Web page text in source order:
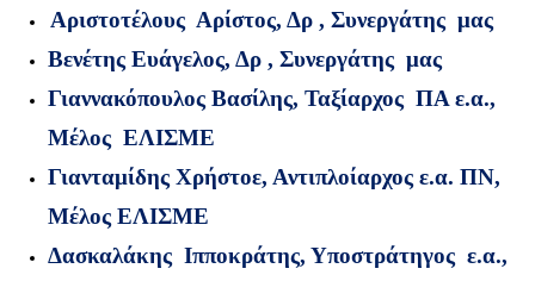
Αριστοτέλους Αρίστος, Δρ , Συνεργάτης μας
Βενέτης Ευάγελος, Δρ , Συνεργάτης μας
Γιαννακόπουλος Βασίλης, Ταξίαρχος ΠΑ ε.α.,
Μέλος ΕΛΙΣΜΕ
Γιανταμίδης Χρήστοε, Αντιπλοίαρχος ε.α. ΠΝ,
Μέλος ΕΛΙΣΜΕ
Δασκαλάκης Ιπποκράτης, Υποστράτηγος ε.α.,